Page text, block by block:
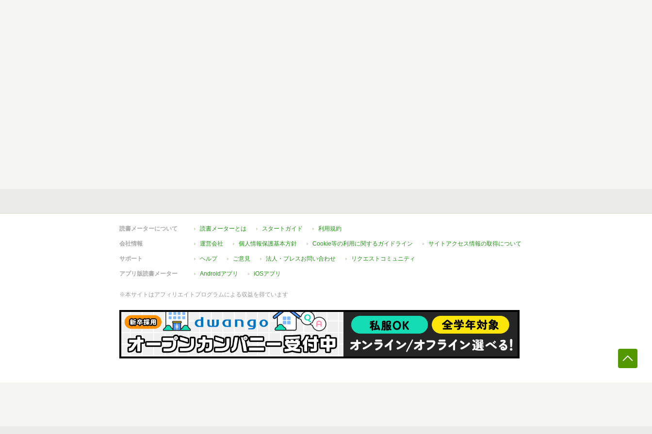
読書メーターについて 読書メーターとは スタートガイド 利用規約
会社情報 運営会社 個人情報保護基本方針 Cookie等の利用に関するガイドライン サイトアクセス情報の取得について
サポート ヘルプ ご意見 法人・プレスお問い合わせ リクエストコミュニティ
アプリ版読書メーター Androidアプリ iOSアプリ
※本サイトはアフィリエイトプログラムによる収益を得ています